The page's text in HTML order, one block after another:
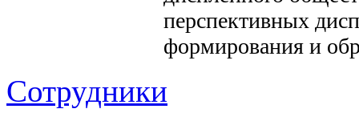
перспективных
формирования и
Сотрудники